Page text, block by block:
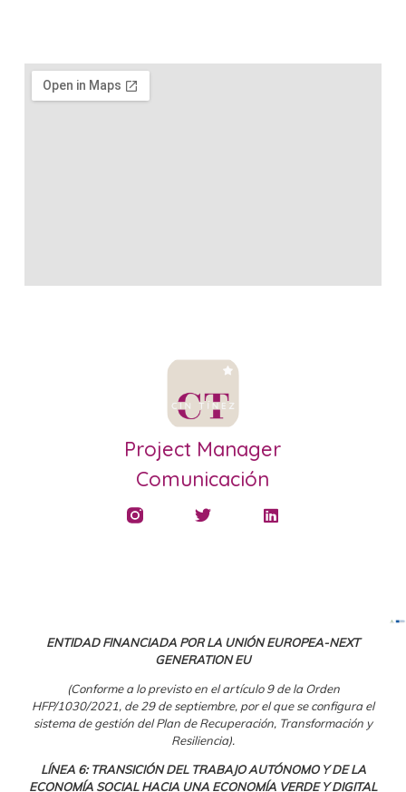
Project Manager
Comunicación
ENTIDAD FINANCIADA POR LA UNIÓN EUROPEA-NEXT
GENERATION EU
(Conforme a lo previsto en el artículo 9 de la Orden
HFP/1030/2021, de 29 de septiembre, por el que se configura el
sistema de gestión del Plan de Recuperación, Transformación y
Resiliencia).
LÍNEA 6: TRANSICIÓN DEL TRABAJO AUTÓNOMO Y DE LA
ECONOMÍA SOCIAL HACIA UNA ECONOMÍA VERDE Y DIGITAL